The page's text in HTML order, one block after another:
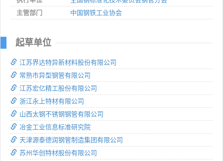
主管部门
中国钢铁工业协会
起草单位
江苏界达特异新材料股份有限公司
常熟市异型钢管有限公司
江苏宏亿精工股份有限公司
浙江永上特材有限公司
山西太钢不锈钢钢管有限公司
冶金工业信息标准研究院
天津源泰德润钢管制造集团有限公司
苏州华创特材股份有限公司